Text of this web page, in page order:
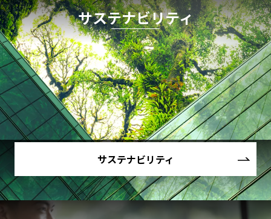
サステナビリティ
サステナビリティ